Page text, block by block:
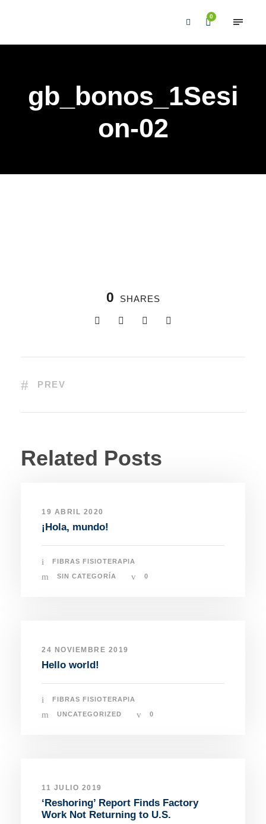
0
gb_bonos_1Sesi
on-02
0 SHARES
PREV
Related Posts
19 ABRIL 2020
¡Hola, mundo!
FIBRAS FISIOTERAPIA
SIN CATEGORÍA 0
24 NOVIEMBRE 2019
Hello world!
FIBRAS FISIOTERAPIA
UNCATEGORIZED 0
11 JULIO 2019
‘Reshoring’ Report Finds Factory
Work Not Returning to U.S.